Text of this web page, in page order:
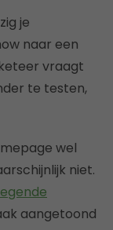
je
naar een
vraagt
te testen,
wel
niet.
aangetoond